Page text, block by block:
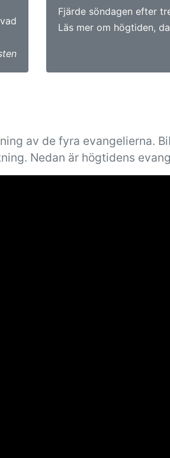
Fjärde söndagen efter
Läs mer om högtiden,
av de fyra evangelierna.
Nedan är högtidens